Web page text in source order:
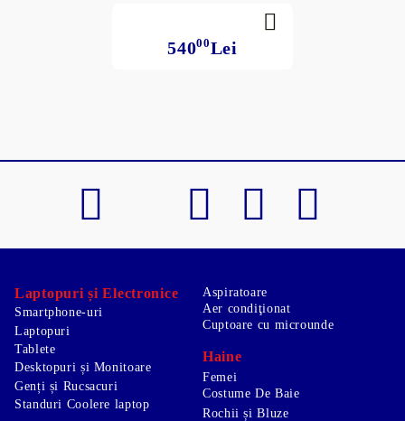
54000Lei
Laptopuri și Electronice
Smartphone-uri
Laptopuri
Tablete
Desktopuri și Monitoare
Genți și Rucsacuri
Standuri Coolere laptop
Aspiratoare
Aer condiţionat
Cuptoare cu microunde
Haine
Femei
Costume De Baie
Rochii și Bluze